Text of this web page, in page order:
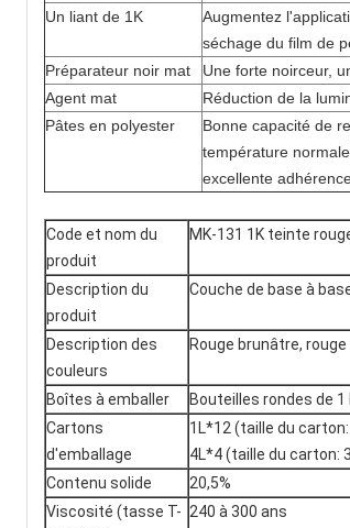
Un liant de 1K
Augmentez
séchage du film de
Préparateur noir mat
Une forte noirceur,
Agent mat
Réduction de la
Pâtes en polyester
Bonne capacité de
température
excellente
Code et nom du
produit
MK-131 1K teinte
Description du
produit
Couche de base à
Description des
couleurs
Rouge brunâtre,
Boîtes à emballer
Bouteilles rondes de
Cartons
d'emballage
1L*12 (taille du
4L*4 (taille du carton:
Contenu solide
20,5%
Viscosité (tasse T- 240 à 300 ans